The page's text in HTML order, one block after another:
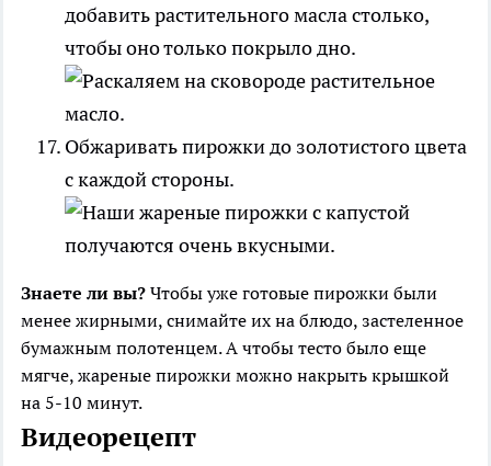
добавить растительного масла столько,
чтобы оно только покрыло дно.
Обжаривать пирожки до золотистого цвета
с каждой стороны.
Знаете ли вы? Чтобы уже готовые пирожки были
менее жирными, снимайте их на блюдо, застеленное
бумажным полотенцем. А чтобы тесто было еще
мягче, жареные пирожки можно накрыть крышкой
на 5-10 минут.
Видеорецепт